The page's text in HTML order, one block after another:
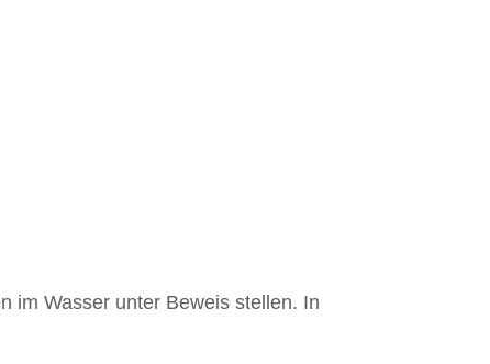
im Wasser unter Beweis stellen. In